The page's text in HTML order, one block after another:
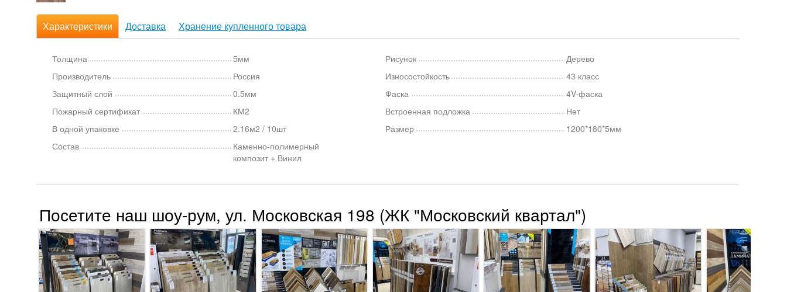
Характеристики Доставка Хранение купленного товара
Толщина
5мм
Производитель
Россия
Защитный слой
0.5мм
Пожарный сертификат
КМ2
В одной упаковке
2.16м2 / 10шт
Состав
Каменно-полимерный
композит + Винил
Рисунок
Дерево
Износостойкость
43 класс
Фаска
4V-фаска
Встроенная подложка
Нет
Размер
1200*180*5мм
Посетите наш шоу-рум, ул. Московская 198 (ЖК "Московский квартал")